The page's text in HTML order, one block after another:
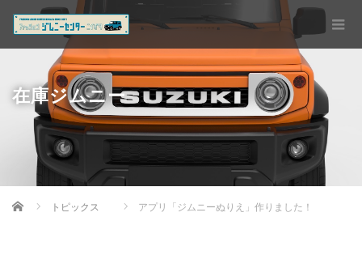
在庫ジムニー
Home トピックス アプリ「ジムニーぬりえ」作りました！